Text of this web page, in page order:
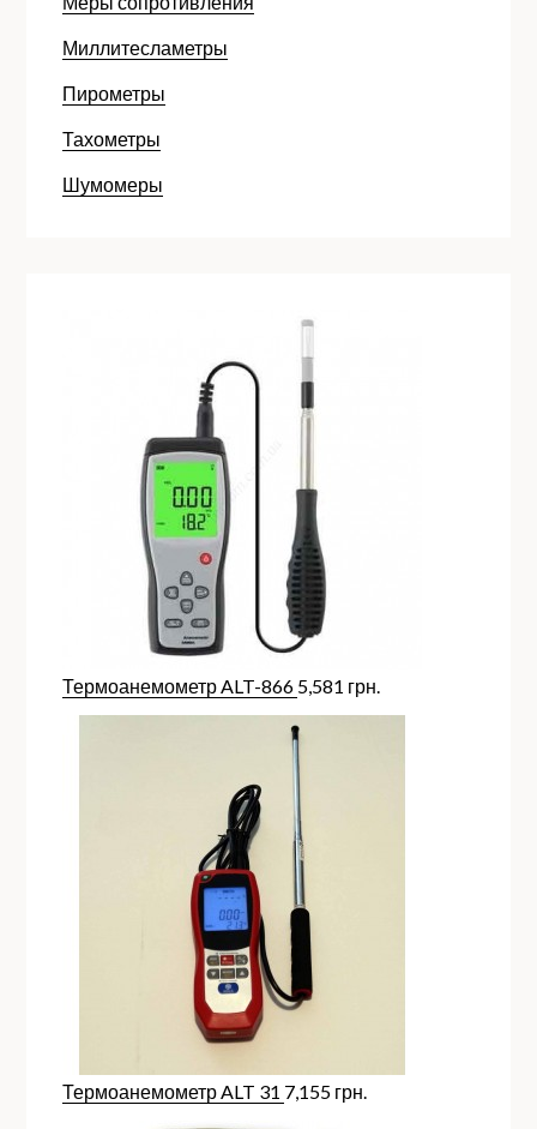
Миллитесламетры
Пирометры
Тахометры
Шумомеры
Термоанемометр ALT-866 5,581 грн.
Термоанемометр ALT 31 7,155 грн.